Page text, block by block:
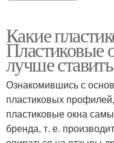
Какие
Пластиковые
лучше
Ознакомившись с
пластиковых
пластиковые окна
бренда, т. е.